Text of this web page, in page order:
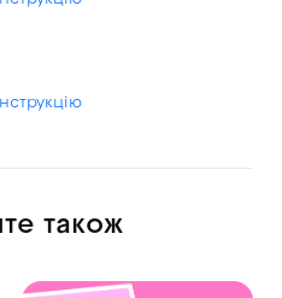
також